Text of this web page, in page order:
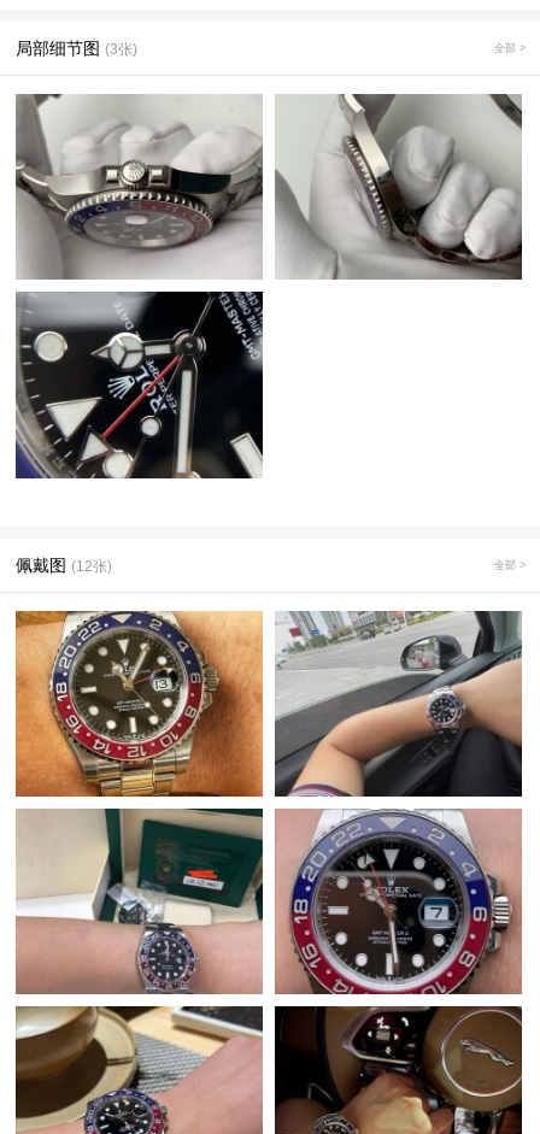
局部细节图 (3张) 全部 >
佩戴图 (12张) 全部 >